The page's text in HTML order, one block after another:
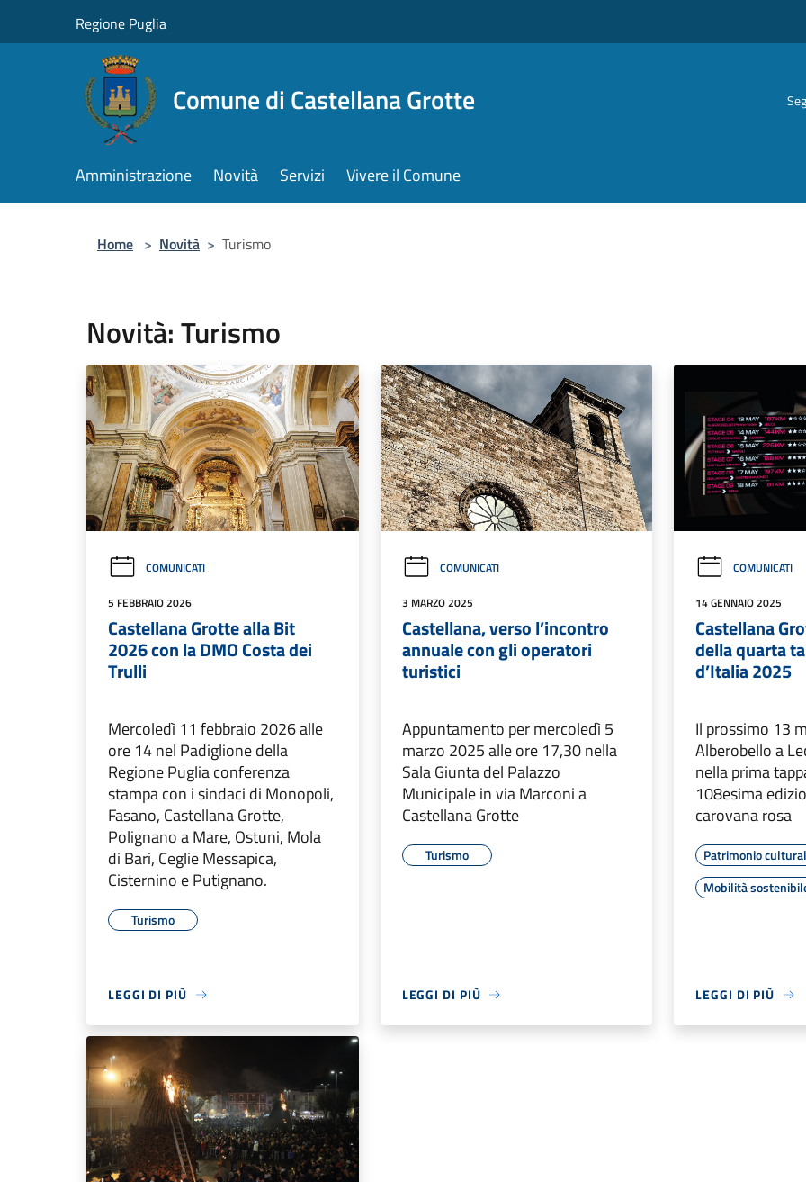
Regione Puglia
Comune di Castellana Grotte
Amministrazione Novità Servizi Vivere il Comune
Home > Novità > Turismo
Novità: Turismo
COMUNICATI
5 FEBBRAIO 2026
Castellana Grotte alla Bit
2026 con la DMO Costa dei
Trulli
Mercoledì 11 febbraio 2026 alle
ore 14 nel Padiglione della
Regione Puglia conferenza
stampa con i sindaci di Monopoli,
Fasano, Castellana Grotte,
Polignano a Mare, Ostuni, Mola
di Bari, Ceglie Messapica,
Cisternino e Putignano.
Turismo
LEGGI DI PIÙ
COMUNICATI
3 MARZO 2025
Castellana, verso l’incontro
annuale con gli operatori
turistici
Appuntamento per mercoledì 5
marzo 2025 alle ore 17,30 nella
Sala Giunta del Palazzo
Municipale in via Marconi a
Castellana Grotte
Turismo
LEGGI DI PIÙ
COMUNICATI
14 GENNAIO 2025
Castellana
della quarta
d’Italia 2025
Il prossimo 13
Alberobello a
nella prima
108esima
carovana rosa
Patrimonio
Mobilità
LEGGI DI PIÙ